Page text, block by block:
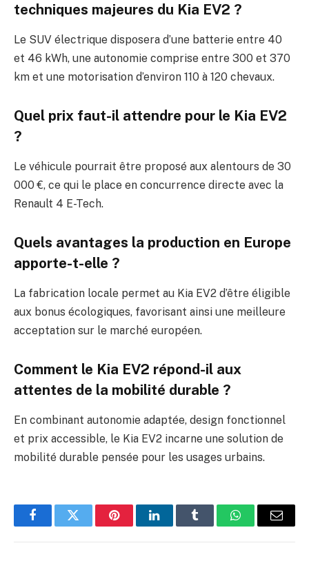
techniques majeures du Kia EV2 ?
Le SUV électrique disposera d’une batterie entre 40
et 46 kWh, une autonomie comprise entre 300 et 370
km et une motorisation d’environ 110 à 120 chevaux.
Quel prix faut-il attendre pour le Kia EV2
?
Le véhicule pourrait être proposé aux alentours de 30
000 €, ce qui le place en concurrence directe avec la
Renault 4 E-Tech.
Quels avantages la production en Europe
apporte-t-elle ?
La fabrication locale permet au Kia EV2 d’être éligible
aux bonus écologiques, favorisant ainsi une meilleure
acceptation sur le marché européen.
Comment le Kia EV2 répond-il aux
attentes de la mobilité durable ?
En combinant autonomie adaptée, design fonctionnel
et prix accessible, le Kia EV2 incarne une solution de
mobilité durable pensée pour les usages urbains.
FacebookTwitter PinterestLinkedInTumblr WhatsApp
E-